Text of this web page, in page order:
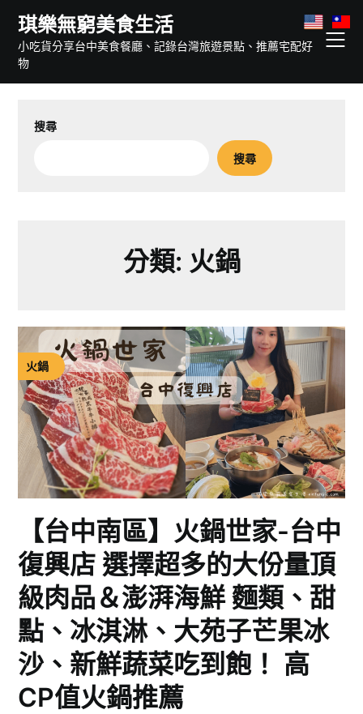
content
琪樂無窮美食生活
小吃貨分享台中美食餐廳、記錄台灣旅遊景點、推薦宅配好
物
搜尋
搜尋
分類: 火鍋
火鍋
【台中南區】火鍋世家-台中
復興店 選擇超多的大份量頂
級肉品＆澎湃海鮮 麵類、甜
點、冰淇淋、大苑子芒果冰
沙、新鮮蔬菜吃到飽！ 高
CP值火鍋推薦